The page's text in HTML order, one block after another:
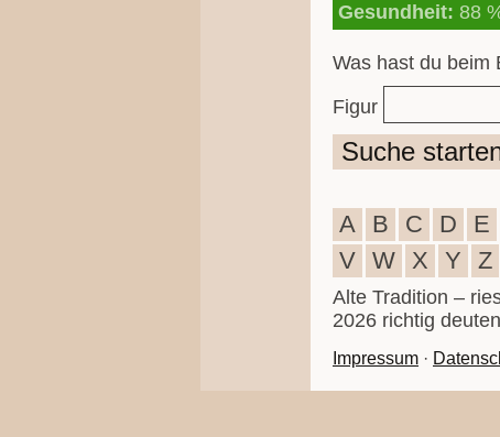
Gesundheit: 88
Was hast du beim
Figur
Suche
A B C D E
V W X Y Z
Alte Tradition –
2026 richtig
Impressum ·